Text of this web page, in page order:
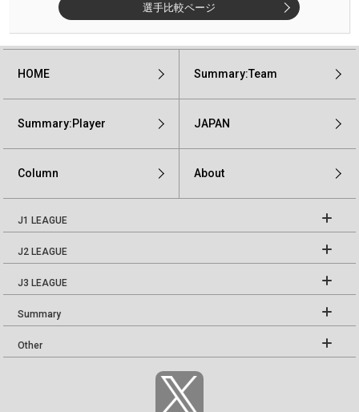
選手比較ページ
HOME Summary:Team
Summary:Player JAPAN
Column About
J1 LEAGUE
J2 LEAGUE
J3 LEAGUE
Summary
Other